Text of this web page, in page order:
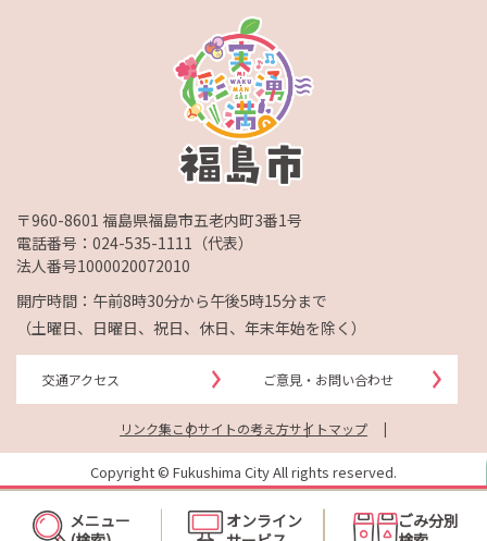
メニュー
オンライン
ごみ分別
〒960-8601 福島県福島市五老内町3番1号
電話番号： 024-535-1111 （代表）
法人番号1000020072010
開庁時間：午前8時30分から午後5時15分まで
（土曜日、日曜日、祝日、休日、年末年始を除く）
交通アクセス ご意見・お問い合わせ
リンク集このサイトの考え方サイトマップ
Copyright © Fukushima City All rights reserved.